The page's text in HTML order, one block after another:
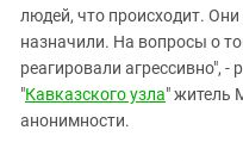
людей, что происходит.
назначили. На вопросы о
реагировали агрессивно", -
"Кавказского узла" житель
анонимности.